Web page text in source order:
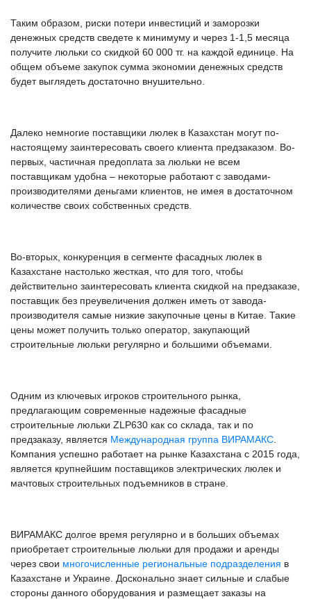
Таким образом, риски потери инвестиций и заморозки
денежных средств сведете к минимуму и через 1-1,5 месяца
получите люльки со скидкой 60 000 тг. на каждой единице. На
общем объеме закупок сумма экономии денежных средств
будет выглядеть достаточно внушительно.
Далеко немногие поставщики люлек в Казахстан могут по-
настоящему заинтересовать своего клиента предзаказом. Во-
первых, частичная предоплата за люльки не всем
поставщикам удобна – некоторые работают с заводами-
производителями деньгами клиентов, не имея в достаточном
количестве своих собственных средств.
Во-вторых, конкуренция в сегменте фасадных люлек в
Казахстане настолько жесткая, что для того, чтобы
действительно заинтересовать клиента скидкой на предзаказе,
поставщик без преувеличения должен иметь от завода-
производителя самые низкие закупочные цены в Китае. Такие
цены может получить только оператор, закупающий
строительные люльки регулярно и большими объемами.
Одним из ключевых игроков строительного рынка,
предлагающим современные надежные фасадные
строительные люльки ZLP630 как со склада, так и по
предзаказу, является Международная группа ВИРАМАКС
Компания успешно работает на рынке Казахстана с 2015 года,
является крупнейшим поставщиков электрических люлек и
мачтовых строительных подъемников в стране.
ВИРАМАКС долгое время регулярно и в больших объемах
приобретает строительные люльки для продажи и аренды
через свои многочисленные региональные подразделения в
Казахстане и Украине. Досконально знает сильные и слабые
стороны данного оборудования и размещает заказы на